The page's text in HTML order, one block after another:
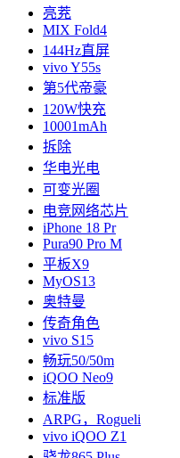
亮茺
MIX Fold4
144Hz直屏
vivo Y55s
第5代帝豪
120W快充
10001mAh
拆除
华电光电
可变光圈
电竞网络芯片
iPhone 18 Pr
Pura90 Pro M
平板X9
MyOS13
奥特曼
传奇角色
vivo S15
畅玩50/50m
iQOO Neo9
标准版
ARPG，Rogueli
vivo iQOO Z1